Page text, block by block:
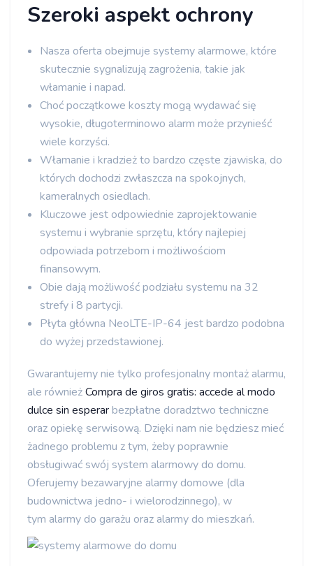
Szeroki aspekt ochrony
Nasza oferta obejmuje systemy alarmowe, które
skutecznie sygnalizują zagrożenia, takie jak
włamanie i napad.
Choć początkowe koszty mogą wydawać się
wysokie, długoterminowo alarm może przynieść
wiele korzyści.
Włamanie i kradzież to bardzo częste zjawiska, do
których dochodzi zwłaszcza na spokojnych,
kameralnych osiedlach.
Kluczowe jest odpowiednie zaprojektowanie
systemu i wybranie sprzętu, który najlepiej
odpowiada potrzebom i możliwościom
finansowym.
Obie dają możliwość podziału systemu na 32
strefy i 8 partycji.
Płyta główna NeoLTE-IP-64 jest bardzo podobna
do wyżej przedstawionej.
Gwarantujemy nie tylko profesjonalny montaż alarmu,
ale równieżCompra de giros gratis: accede al modo
dulce sin esperarbezpłatne doradztwo techniczne
oraz opiekę serwisową. Dzięki nam nie będziesz mieć
żadnego problemu z tym, żeby poprawnie
obsługiwać swój system alarmowy do domu.
Oferujemy bezawaryjne alarmy domowe (dla
budownictwa jedno- i wielorodzinnego), w
tym alarmy do garażu oraz alarmy do mieszkań.